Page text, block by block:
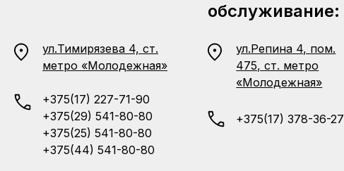
ул.Тимирязева 4, ст.
метро «Молодежная»
+375(17) 227-71-90
+375(29) 541-80-80
+375(25) 541-80-80
+375(44) 541-80-80
обслуживание:
ул.Репина 4, пом.
475, ст. метро
«Молодежная»
+375(17) 378-36-27